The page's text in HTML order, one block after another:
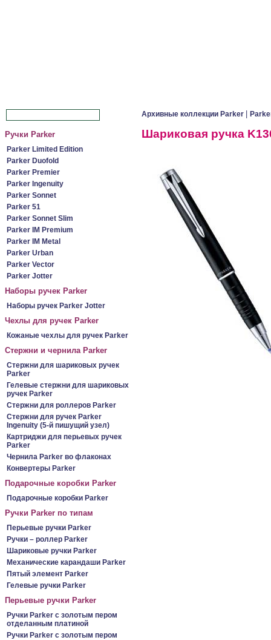
Ручки Parker
Parker Limited Edition
Parker Duofold
Parker Premier
Parker Ingenuity
Parker Sonnet
Parker 51
Parker Sonnet Slim
Parker IM Premium
Parker IM Metal
Parker Urban
Parker Vector
Parker Jotter
Наборы ручек Parker
Наборы ручек Parker Jotter
Чехлы для ручек Parker
Кожаные чехлы для ручек Parker
Стержни и чернила Parker
Стержни для шариковых ручек
Parker
Гелевые стержни для шариковых
ручек Parker
Стержни для роллеров Parker
Стержни для ручек Parker
Ingenuity (5-й пишущий узел)
Картриджи для перьевых ручек
Parker
Чернила Parker во флаконах
Конвертеры Parker
Подарочные коробки Parker
Подарочные коробки Parker
Ручки Parker по типам
Перьевые ручки Parker
Ручки – роллер Parker
Шариковые ручки Parker
Механические карандаши Parker
Пятый элемент Parker
Гелевые ручки Parker
Перьевые ручки Parker
Ручки Parker c золотым пером
отделанным платиной
Ручки Parker c золотым пером
Архивные коллекции Parker
Шариковая ручка